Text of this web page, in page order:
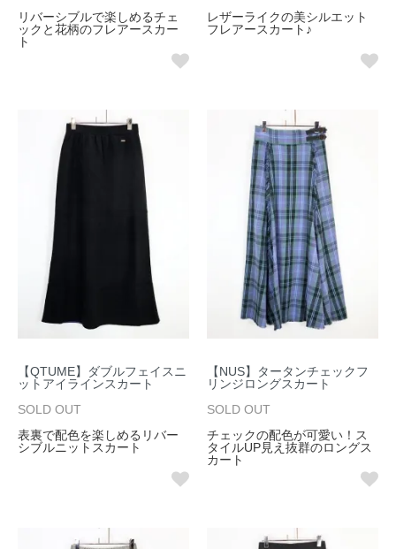
リバーシブルで楽しめるチェ
ックと花柄のフレアースカー
ト
レザーライクの美シルエット
フレアースカート♪
【QTUME】ダブルフェイスニ
ットアイラインスカート
SOLD OUT
表裏で配色を楽しめるリバー
シブルニットスカート
【NUS】タータンチェックフ
リンジロングスカート
SOLD OUT
チェックの配色が可愛い！ス
タイルUP見え抜群のロングス
カート